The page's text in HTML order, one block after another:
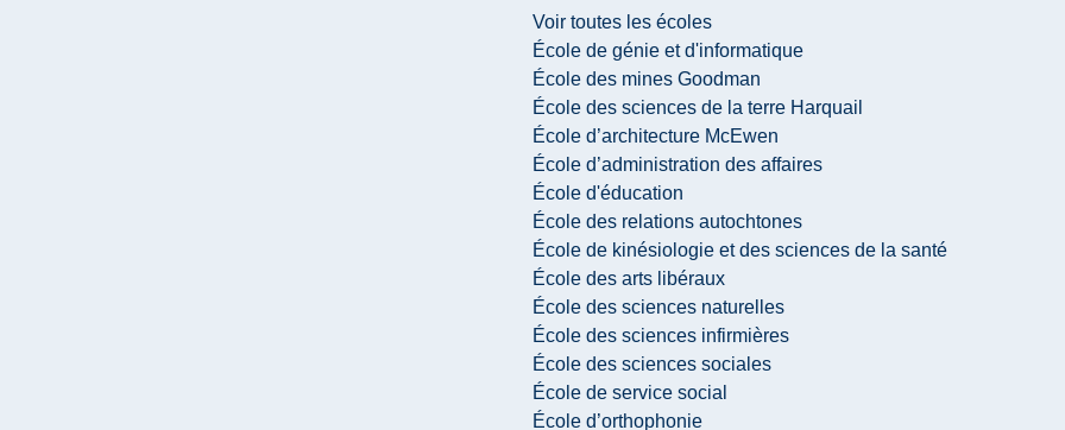
Voir toutes les écoles
École de génie et d'informatique
École des mines Goodman
École des sciences de la terre Harquail
École d’architecture McEwen
École d’administration des affaires
École d'éducation
École des relations autochtones
École de kinésiologie et des sciences de la santé
École des arts libéraux
École des sciences naturelles
École des sciences infirmières
École des sciences sociales
École de service social
École d’orthophonie